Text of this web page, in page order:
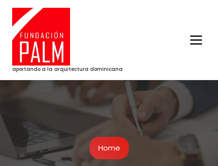
content
aportando a la arquitectura dominicana
Home